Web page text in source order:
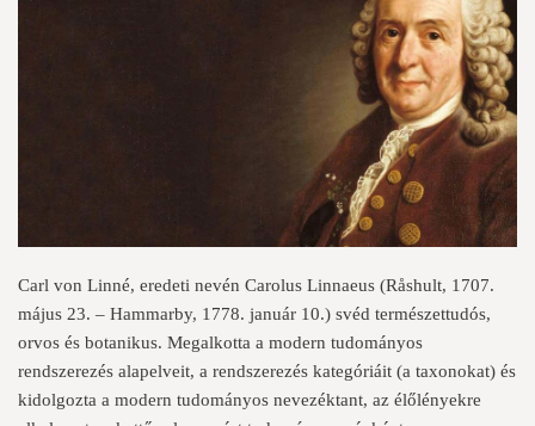
Carl von Linné, eredeti nevén Carolus Linnaeus (Råshult, 1707.
május 23. – Hammarby, 1778. január 10.) svéd természettudós,
orvos és botanikus. Megalkotta a modern tudományos
rendszerezés alapelveit, a rendszerezés kategóriáit (a taxonokat) és
kidolgozta a modern tudományos nevezéktant, az élőlényekre